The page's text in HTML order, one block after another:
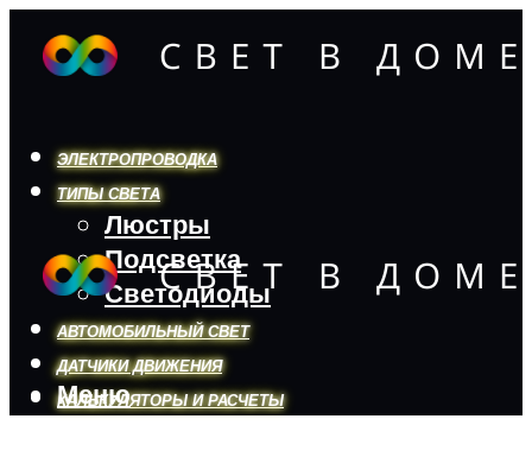
ЭЛЕКТРОПРОВОДКА
ТИПЫ СВЕТА
Люстры
Подсветка
Светодиоды
АВТОМОБИЛЬНЫЙ СВЕТ
ДАТЧИКИ ДВИЖЕНИЯ
КАЛЬКУЛЯТОРЫ И РАСЧЕТЫ
Меню